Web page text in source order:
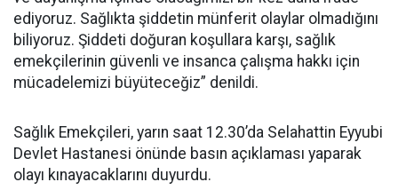
ediyoruz. Sağlıkta şiddetin münferit olaylar olmadığını
biliyoruz. Şiddeti doğuran koşullara karşı, sağlık
emekçilerinin güvenli ve insanca çalışma hakkı için
mücadelemizi büyüteceğiz” denildi.
Sağlık Emekçileri, yarın saat 12.30’da Selahattin Eyyubi
Devlet Hastanesi önünde basın açıklaması yaparak
olayı kınayacaklarını duyurdu.